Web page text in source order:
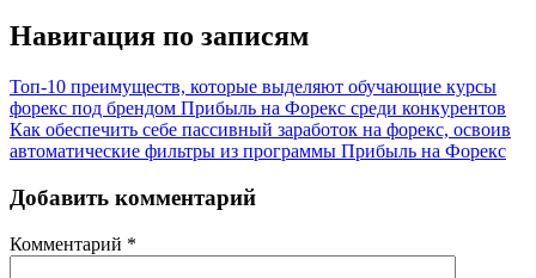
Навигация по записям
Топ-10 преимуществ, которые выделяют обучающие курсы
форекс под брендом Прибыль на Форекс среди конкурентов
Как обеспечить себе пассивный заработок на форекс, освоив
автоматические фильтры из программы Прибыль на Форекс
Добавить комментарий
Комментарий *